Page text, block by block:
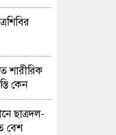
শারীরিক
কেন
ছাত্রদল-
বেশ